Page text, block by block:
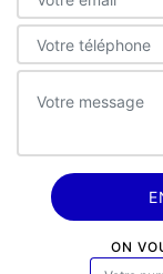
ON